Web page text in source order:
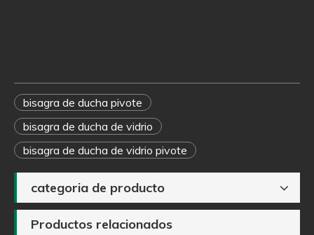
bisagra de ducha pivote
bisagra de ducha de vidrio
bisagra de ducha de vidrio pivote
categoria de producto
Productos relacionados